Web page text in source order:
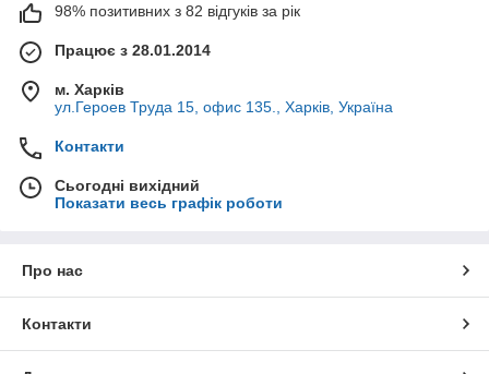
98% позитивних з 82 відгуків за рік
Працює з 28.01.2014
м. Харків
ул.Героев Труда 15, офис 135., Харків, Україна
Контакти
Сьогодні вихідний
Показати весь графік роботи
Про нас
Контакти